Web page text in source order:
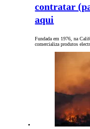
contratar
aqui
Fundada em 1976, na
comercializa produtos